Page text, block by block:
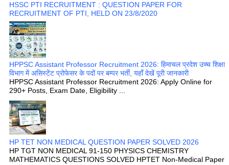
HSSC PTI RECRUITMENT : QUESTION PAPER FOR
RECRUITMENT OF PTI, HELD ON 23/8/2020
HPPSC Assistant Professor Recruitment 2026: हिमाचल प्रदेश उच्च शिक्षा
विभाग में असिस्टेंट प्रोफेसर के पदों पर बम्पर भर्ती, यहाँ देखें पूरी जानकारी
HPPSC Assistant Professor Recruitment 2026: Apply Online for
290+ Posts, Exam Date, Eligibility ...
HP TET NON MEDICAL QUESTION PAPER SOLVED 2026
HP TGT NON MEDICAL 91-150 PHYSICS CHEMISTRY
MATHEMATICS QUESTIONS SOLVED HPTET Non-Medical Paper